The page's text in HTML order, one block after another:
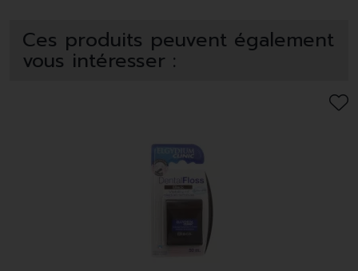
Ces produits peuvent également
vous intéresser :